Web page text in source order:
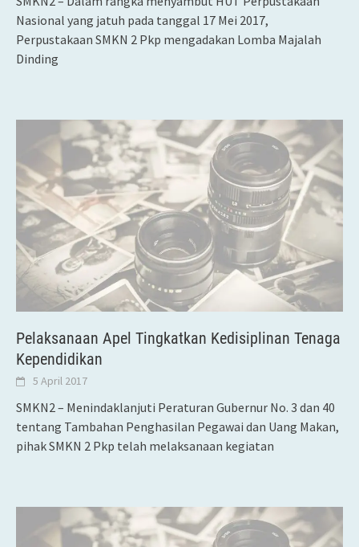
Nasional yang jatuh pada tanggal 17 Mei 2017,
Perpustakaan SMKN 2 Pkp mengadakan Lomba Majalah
Dinding
Pelaksanaan Apel Tingkatkan Kedisiplinan Tenaga
Kependidikan
5 April 2017
SMKN2 – Menindaklanjuti Peraturan Gubernur No. 3 dan 40
tentang Tambahan Penghasilan Pegawai dan Uang Makan,
pihak SMKN 2 Pkp telah melaksanaan kegiatan